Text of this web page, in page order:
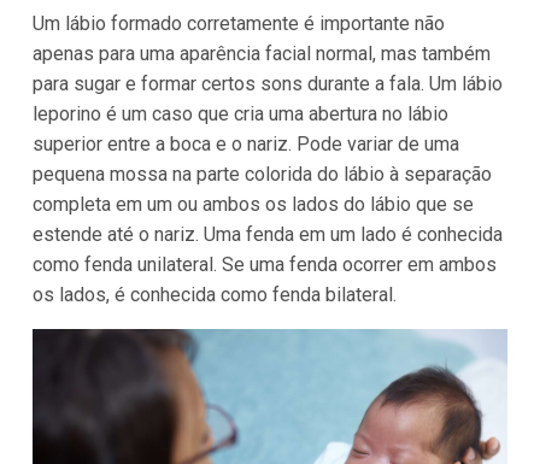
Um lábio formado corretamente é importante não
apenas para uma aparência facial normal, mas também
para sugar e formar certos sons durante a fala. Um lábio
leporino é um caso que cria uma abertura no lábio
superior entre a boca e o nariz. Pode variar de uma
pequena mossa na parte colorida do lábio à separação
completa em um ou ambos os lados do lábio que se
estende até o nariz. Uma fenda em um lado é conhecida
como fenda unilateral. Se uma fenda ocorrer em ambos
os lados, é conhecida como fenda bilateral.